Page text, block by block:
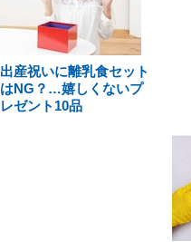
出産祝いに離乳食セット
はNG？…嬉しくないプ
レゼント10品